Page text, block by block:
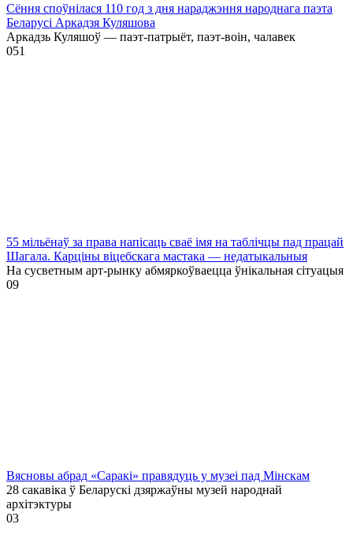
Сёння споўнілася 110 год з дня нараджэння народнага паэта
Беларусі Аркадзя Куляшова
Аркадзь Куляшоў — паэт-патрыёт, паэт-воін, чалавек
051
55 мільёнаў за права напісаць сваё імя на таблічцы пад працай
Шагала. Карціны віцебскага мастака — недатыкальныя
На сусветным арт-рынку абмяркоўваецца ўнікальная сітуацыя
09
Вясновы абрад «Саракі» правядуць у музеі пад Мінскам
28 сакавіка ў Беларускі дзяржаўны музей народнай
архітэктуры
03